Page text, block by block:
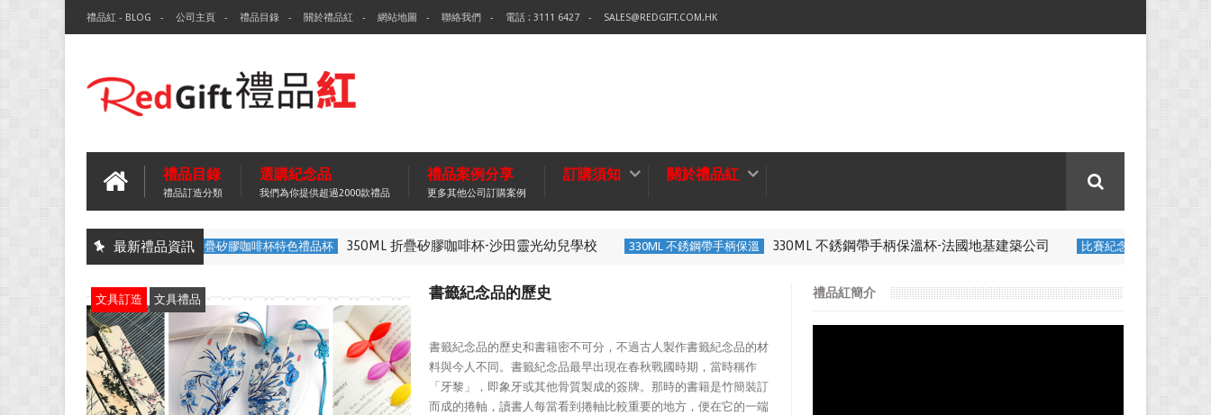
禮品紅 - BLOG 公司主頁 禮品目錄 關於禮品紅 網站地圖 聯絡我們 電話 : 3111 6427 SALES@REDGIFT.COM.HK
禮品目錄
禮品訂造分類
選購紀念品
我們為你提供超過2000款禮品
禮品案例分享
更多其他公司訂購案例
訂購須知 關於禮品紅
最新禮品資訊
350ML 折疊矽膠咖啡杯特色禮品杯 350ML 折疊矽膠咖啡杯-沙田靈光幼兒學校 330ML 不銹鋼帶手柄保溫 330ML 不銹鋼帶手柄保溫杯-法國地基建築公司 比賽紀念品 跑步腰包-香港理工大學
文具訂造 文具禮品 書籤紀念品的歷史
書籤紀念品的歷史和書籍密不可分，不過古人製作書籤紀念品的材
料與今人不同。書籤紀念品最早出現在春秋戰國時期，當時稱作
「牙黎」，即象牙或其他骨質製成的簽牌。那時的書籍是竹簡裝訂
而成的捲軸，讀書人每當看到捲軸比較重要的地方，便在它的一端
禮品紅簡介